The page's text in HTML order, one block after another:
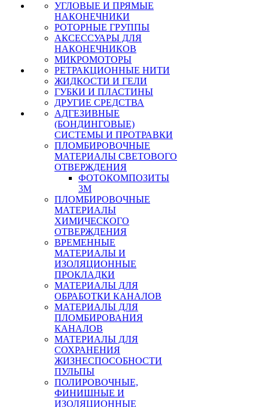
УГЛОВЫЕ И ПРЯМЫЕ
НАКОНЕЧНИКИ
РОТОРНЫЕ ГРУППЫ
АКСЕССУАРЫ ДЛЯ
НАКОНЕЧНИКОВ
МИКРОМОТОРЫ
РЕТРАКЦИОННЫЕ НИТИ
ЖИДКОСТИ И ГЕЛИ
ГУБКИ И ПЛАСТИНЫ
ДРУГИЕ СРЕДСТВА
АДГЕЗИВНЫЕ
(БОНДИНГОВЫЕ)
СИСТЕМЫ И ПРОТРАВКИ
ПЛОМБИРОВОЧНЫЕ
МАТЕРИАЛЫ СВЕТОВОГО
ОТВЕРЖДЕНИЯ
ФОТОКОМПОЗИТЫ
3М
ПЛОМБИРОВОЧНЫЕ
МАТЕРИАЛЫ
ХИМИЧЕСКОГО
ОТВЕРЖДЕНИЯ
ВРЕМЕННЫЕ
МАТЕРИАЛЫ И
ИЗОЛЯЦИОННЫЕ
ПРОКЛАДКИ
МАТЕРИАЛЫ ДЛЯ
ОБРАБОТКИ КАНАЛОВ
МАТЕРИАЛЫ ДЛЯ
ПЛОМБИРОВАНИЯ
КАНАЛОВ
МАТЕРИАЛЫ ДЛЯ
СОХРАНЕНИЯ
ЖИЗНЕСПОСОБНОСТИ
ПУЛЬПЫ
ПОЛИРОВОЧНЫЕ,
ФИНИШНЫЕ И
ИЗОЛЯЦИОННЫЕ